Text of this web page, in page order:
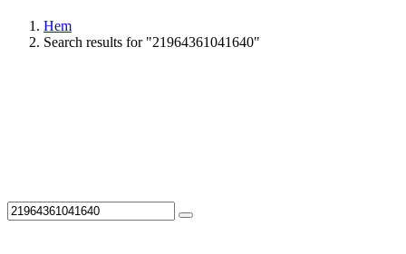
Hem
Search results for "21964361041640"